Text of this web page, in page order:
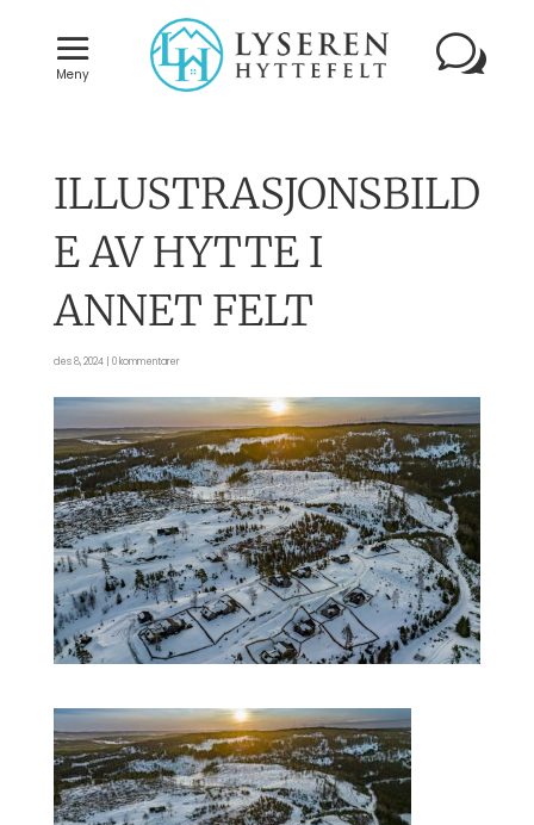
Meny
ILLUSTRASJONSBILD
E AV HYTTE I
ANNET FELT
des 8, 2024| 0 kommentarer